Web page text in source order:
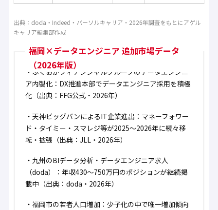
出典：doda・Indeed・パーソルキャリア・2026年調査をもとにアゲル
キャリア編集部作成
福岡×データエンジニア 追加市場データ
（2026年版）
・ ふくおかフィナンシャルグループのデータエンジニ
ア内製化：DX推進本部でデータエンジニア採用を積極
化（出典：FFG公式・2026年）
・ 天神ビッグバンによるIT企業進出：マネーフォワー
ド・タイミー・スマレジ等が2025〜2026年に続々移
転・拡張 （出典：JLL・2026年）
・ 九州のBIデータ分析・データエンジニア求人
（doda）：年収430〜750万円のポジションが継続掲
載中（出典：doda・2026年）
・ 福岡市の若者人口増加：少子化の中で唯一増加傾向